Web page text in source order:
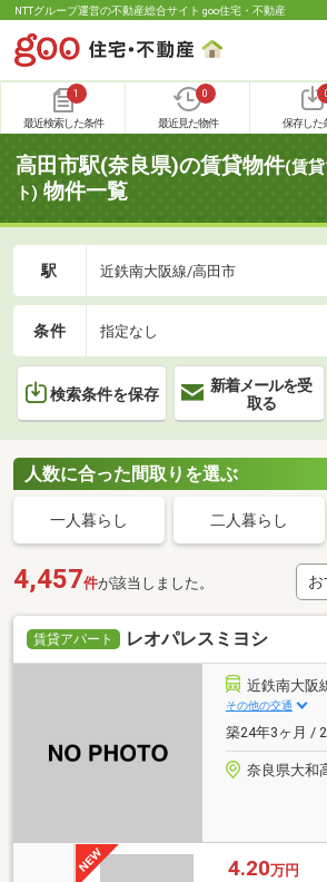
NTTグループ運営の不動産総合サイト goo住宅・不動産
1
最近検索した条件
0
最近見た物件 保存した
高田市駅(奈良県)の賃貸物件(賃
ト) 物件一覧
駅 近鉄南大阪線/高田市
条件 指定なし
検索条件を保存
新着メールを受
取る
人数に合った間取りを選ぶ
一人暮らし 二人暮らし
4,457件が該当しました。
賃貸アパート レオパレスミヨシ
近鉄南大阪
その他の交通
築24年3ヶ月 /
奈良県大和
4.20万円